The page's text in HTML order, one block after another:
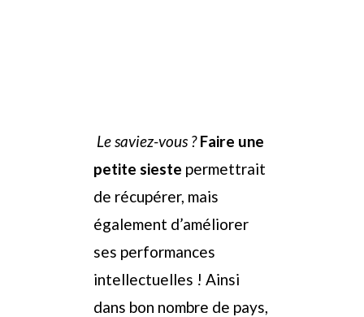
Le saviez-vous ?Faire une
petite sieste permettrait
de récupérer, mais
également d’améliorer
ses performances
intellectuelles ! Ainsi
dans bon nombre de pays,